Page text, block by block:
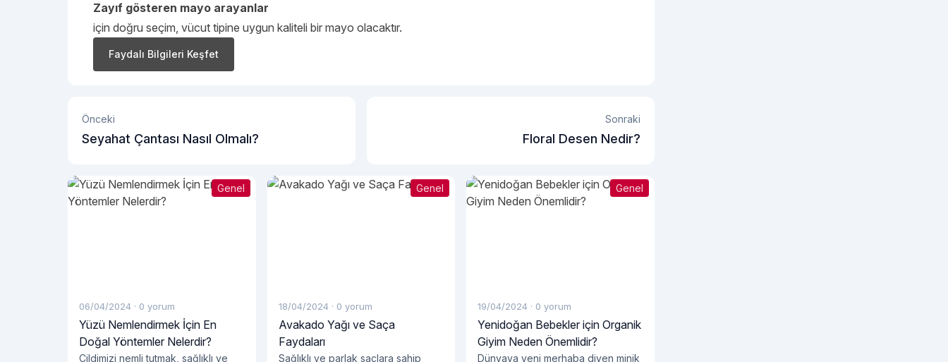
Zayıf gösteren mayo arayanlar
için doğru seçim, vücut tipine uygun kaliteli bir mayo olacaktır.
Faydalı Bilgileri Keşfet
Önceki
Seyahat Çantası Nasıl Olmalı?
Sonraki
Floral Desen Nedir?
Genel
06/04/2024 · 0 yorum
Yüzü Nemlendirmek İçin En
Doğal Yöntemler Nelerdir?
Cildimizi nemli tutmak, sağlıklı ve
Genel
18/04/2024 · 0 yorum
Avakado Yağı ve Saça
Faydaları
Sağlıklı ve parlak saçlara sahip
Genel
19/04/2024 · 0 yorum
Yenidoğan Bebekler için Organik
Giyim Neden Önemlidir?
Dünyaya yeni merhaba diyen minik